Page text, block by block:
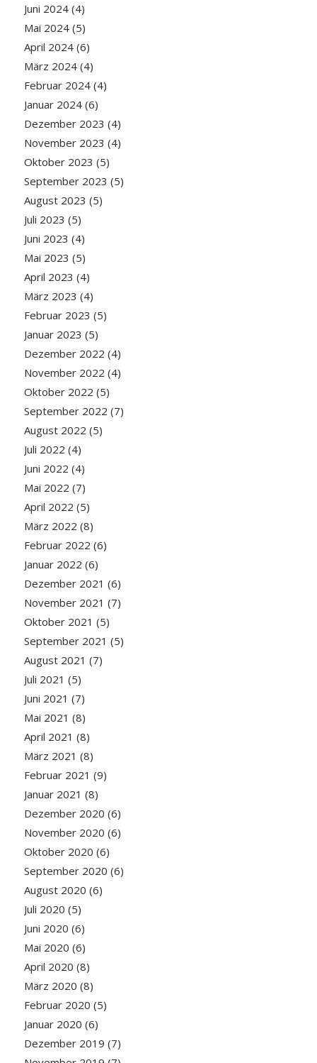
Juni 2024(4)
Mai 2024(5)
April 2024(6)
März 2024(4)
Februar 2024(4)
Januar 2024(6)
Dezember 2023 (4)
November 2023 (4)
Oktober 2023 (5)
September 2023 (5)
August 2023 (5)
Juli 2023 (5)
Juni 2023 (4)
Mai 2023 (5)
April 2023 (4)
März 2023 (4)
Februar 2023 (5)
Januar 2023 (5)
Dezember 2022 (4)
November 2022 (4)
Oktober 2022 (5)
September 2022 (7)
August 2022 (5)
Juli 2022 (4)
Juni 2022 (4)
Mai 2022 (7)
April 2022 (5)
März 2022 (8)
Februar 2022 (6)
Januar 2022 (6)
Dezember 2021 (6)
November 2021 (7)
Oktober 2021 (5)
September 2021 (5)
August 2021 (7)
Juli 2021 (5)
Juni 2021 (7)
Mai 2021 (8)
April 2021 (8)
März 2021 (8)
Februar 2021 (9)
Januar 2021 (8)
Dezember 2020 (6)
November 2020 (6)
Oktober 2020 (6)
September 2020 (6)
August 2020 (6)
Juli 2020 (5)
Juni 2020 (6)
Mai 2020 (6)
April 2020 (8)
März 2020 (8)
Februar 2020 (5)
Januar 2020 (6)
Dezember 2019 (7)